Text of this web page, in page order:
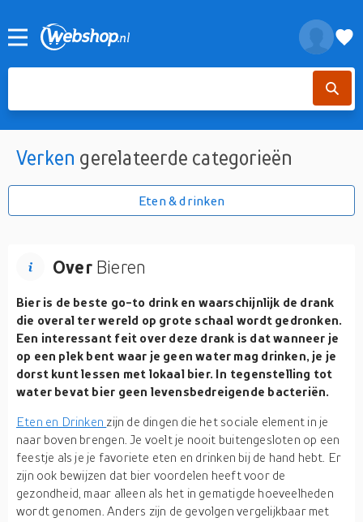
Verken gerelateerde categorieën
Eten & drinken
OverBieren
Bier is de beste go-to drink en waarschijnlijk de drank
die overal ter wereld op grote schaal wordt gedronken.
Een interessant feit over deze drank is dat wanneer je
op een plek bent waar je geen water mag drinken, je je
dorst kunt lessen met lokaal bier. In tegenstelling tot
water bevat bier geen levensbedreigende bacteriën.
Eten en Drinken zijn de dingen die het sociale element in je
naar boven brengen. Je voelt je nooit buitengesloten op een
feestje als je je favoriete eten en drinken bij de hand hebt. Er
zijn ook bewijzen dat bier voordelen heeft voor de
gezondheid, maar alleen als het in gematigde hoeveelheden
wordt genomen. Anders zijn de gevolgen vergelijkbaar met